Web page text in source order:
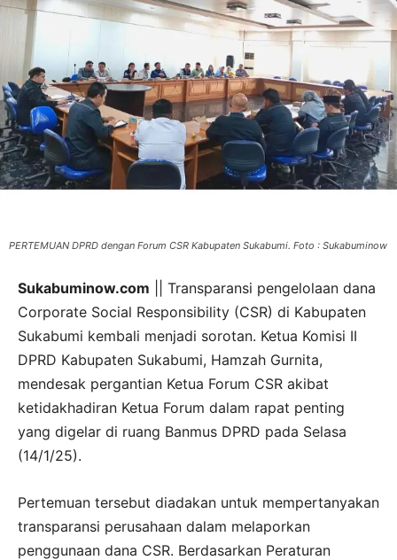
PERTEMUAN DPRD dengan Forum CSR Kabupaten Sukabumi. Foto : Sukabuminow
Sukabuminow.com || Transparansi pengelolaan dana
Corporate Social Responsibility (CSR) di Kabupaten
Sukabumi kembali menjadi sorotan. Ketua Komisi II
DPRD Kabupaten Sukabumi, Hamzah Gurnita,
mendesak pergantian Ketua Forum CSR akibat
ketidakhadiran Ketua Forum dalam rapat penting
yang digelar di ruang Banmus DPRD pada Selasa
(14/1/25).
Pertemuan tersebut diadakan untuk mempertanyakan
transparansi perusahaan dalam melaporkan
penggunaan dana CSR. Berdasarkan Peraturan